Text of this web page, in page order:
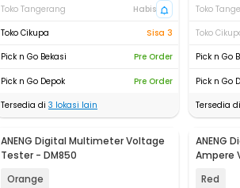
Toko Tangerang
Habis
Toko Cikupa
Sisa 3
Pick n Go Bekasi
Pre Order
Pick n Go Depok
Pre Order
Tersedia di 3 lokasi lain
Toko
Toko
Pick n Go
Pick n Go
Tersedia di
ANENG Digital Multimeter Voltage
Tester - DM850
Orange
ANENG
Ampere
Red